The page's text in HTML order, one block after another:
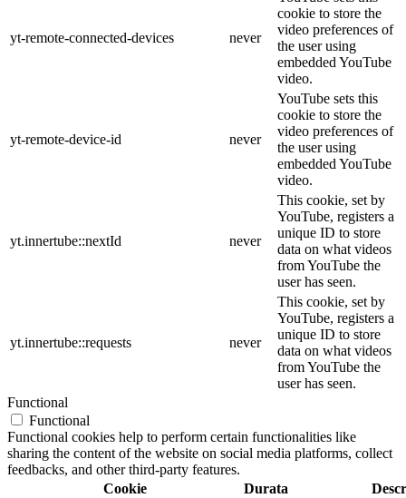
yt-remote-connected-devices never
cookie to store the
video preferences of
the user using
embedded YouTube
video.
yt-remote-device-id never
YouTube sets this
cookie to store the
video preferences of
the user using
embedded YouTube
video.
yt.innertube::nextId never
This cookie, set by
YouTube, registers a
unique ID to store
data on what videos
from YouTube the
user has seen.
yt.innertube::requests never
This cookie, set by
YouTube, registers a
unique ID to store
data on what videos
from YouTube the
user has seen.
Functional
Functional
Functional cookies help to perform certain functionalities like
sharing the content of the website on social media platforms, collect
feedbacks, and other third-party features.
Cookie
Durata